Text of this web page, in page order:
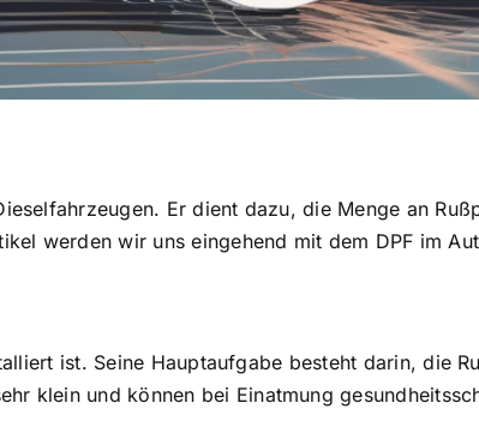
Er dient dazu, die Menge an
werden wir uns eingehend mit dem DPF im
ist. Seine Hauptaufgabe besteht darin, die
klein und können bei Einatmung